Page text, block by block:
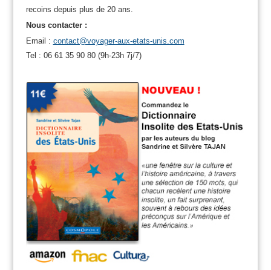
recoins depuis plus de 20 ans.
Nous contacter :
Email : contact@voyager-aux-etats-unis.com
Tel : 06 61 35 90 80 (9h-23h 7j/7)